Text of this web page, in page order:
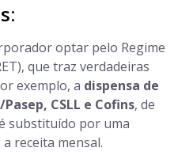
optar pelo Regime
que traz verdadeiras
exemplo, a dispensa de
CSLL e Cofins, de
substituído por uma
receita mensal.